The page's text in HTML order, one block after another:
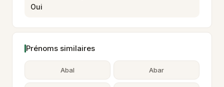
Oui
Prénoms similaires
Abal Abar